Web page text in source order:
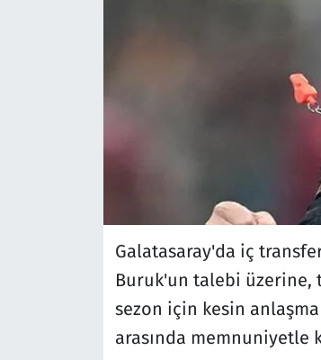
Galatasaray'da iç
Buruk'un talebi üzerine,
sezon için kesin anlaşma
arasında memnuniyetle